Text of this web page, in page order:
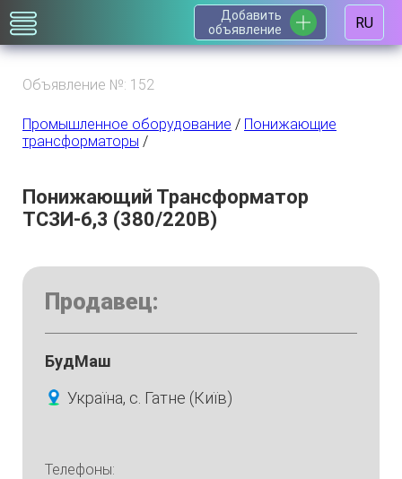
Добавить
объявление
RU
Объявление №: 152
Промышленное оборудование / Понижающие
трансформаторы /
Понижающий Трансформатор
ТСЗИ-6,3 (380/220В)
Продавец:
БудМаш
Україна, с. Гатне (Київ)
Телефоны: